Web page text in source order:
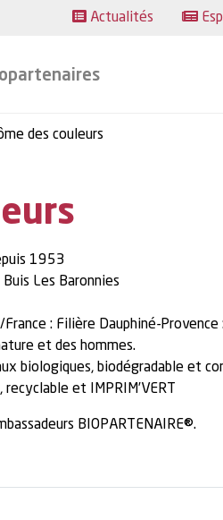
Actualités
des couleurs
1953
Les Baronnies
: Filière Dauphiné-
et des hommes.
biologiques, biodégradable et
et IMPRIM’VERT
BIOPARTENAIRE®.